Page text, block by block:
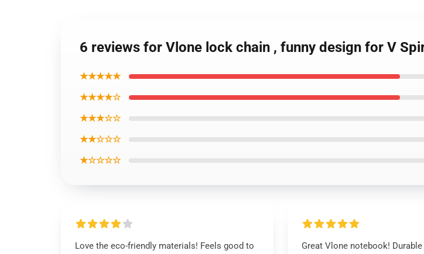
6 reviews for Vlone lock chain , funny design for V
★★★★★
★★★★☆
★★★☆☆
★★☆☆☆
★☆☆☆☆
Love the eco-friendly materials! Feels good to
Great Vlone notebook!